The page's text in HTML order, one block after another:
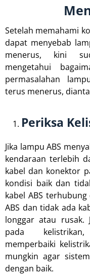
Setelah memahami
dapat menyebab
menerus, kini
mengetahui
permasalahan
terus menerus,
Periksa
Jika lampu ABS
kendaraan terlebih
kabel dan konektor
kondisi baik dan
kabel ABS
ABS dan tidak ada
longgar atau rusak.
pada
memperbaiki
mungkin agar
dengan baik.